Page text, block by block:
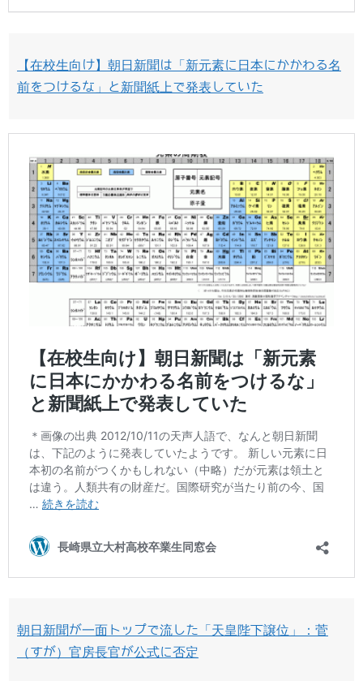
【在校生向け】朝日新聞は「新元素に日本にかかわる名
前をつけるな」と新聞紙上で発表していた
朝日新聞が一面トップで流した「天皇陛下譲位」：菅
（すが）官房長官が公式に否定